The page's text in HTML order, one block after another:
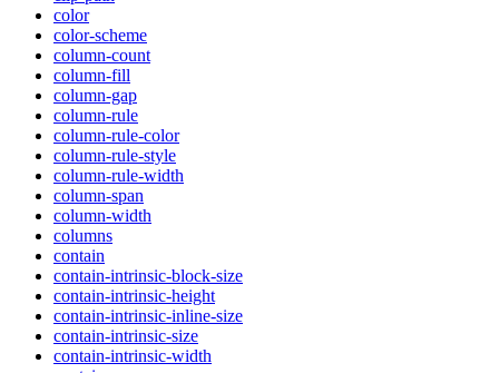
color
color-scheme
column-count
column-fill
column-gap
column-rule
column-rule-color
column-rule-style
column-rule-width
column-span
column-width
columns
contain
contain-intrinsic-block-size
contain-intrinsic-height
contain-intrinsic-inline-size
contain-intrinsic-size
contain-intrinsic-width